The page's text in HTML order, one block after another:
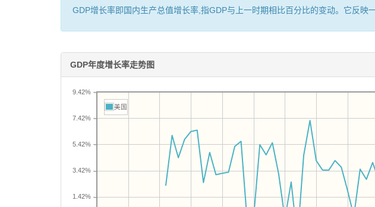
GDP增长率即国内生产总值增长率,指GDP与上一时期相比百分比的变动。它反映
GDP年度增长率走势图
1.42%
3.42%
5.42%
7.42%
9.42%
美国